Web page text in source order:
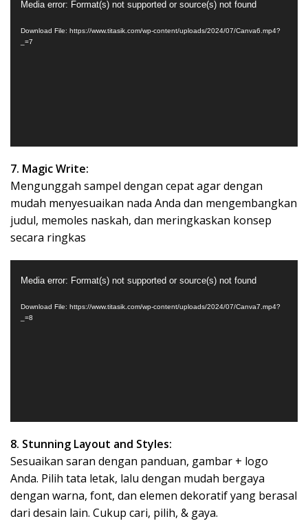
Player
Media error: Format(s) not supported or source(s) not found
Download File: https://www.titasik.com/wp-content/uploads/2024/07/Canva6.mp4?
_=7
7. Magic Write:
Mengunggah sampel dengan cepat agar dengan
mudah menyesuaikan nada Anda dan mengembangkan
judul, memoles naskah, dan meringkaskan konsep
secara ringkas
Player
Media error: Format(s) not supported or source(s) not found
Download File: https://www.titasik.com/wp-content/uploads/2024/07/Canva7.mp4?
_=8
8. Stunning Layout and Styles:
Sesuaikan saran dengan panduan, gambar + logo
Anda. Pilih tata letak, lalu dengan mudah bergaya
dengan warna, font, dan elemen dekoratif yang berasal
dari desain lain. Cukup cari, pilih, & gaya.